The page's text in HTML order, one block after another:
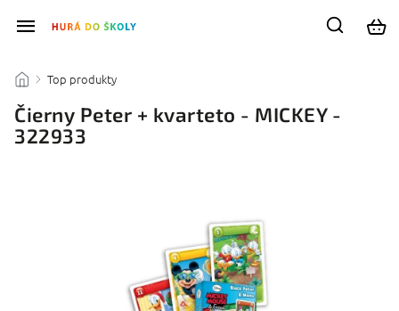
/ Top produkty
Čierny Peter + kvarteto - MICKEY -
322933